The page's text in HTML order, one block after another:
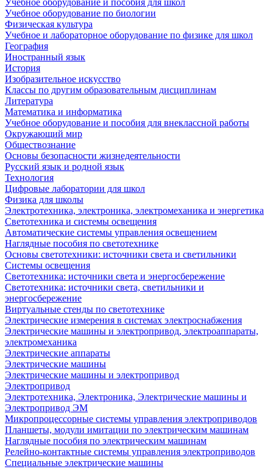
Учебное оборудование и пособия для школ
Учебное оборудование по биологии
Физическая культура
Учебное и лабораторное оборудование по физике для школ
География
Иностранный язык
История
Изобразительное искусство
Классы по другим образовательным дисциплинам
Литература
Математика и информатика
Учебное оборудование и пособия для внеклассной работы
Окружающий мир
Обществознание
Основы безопасности жизнедеятельности
Русский язык и родной язык
Технология
Цифровые лаборатории для школ
Физика для школы
Электротехника, электроника, электромеханика и энергетика
Светотехника и системы освещения
Автоматические системы управления освещением
Наглядные пособия по светотехнике
Основы светотехники: источники света и светильники
Системы освещения
Светотехника: источники света и энергосбережение
Светотехника: источники света, светильники и
энергосбережение
Виртуальные стенды по светотехнике
Электрические измерения в системах электроснабжения
Электрические машины и электропривод, электроаппараты,
электромеханика
Электрические аппараты
Электрические машины
Электрические машины и электропривод
Электропривод
Электротехника, Электроника, Электрические машины и
Электропривод ЭМ
Микропроцессорные системы управления электроприводов
Планшеты, модули имитации по электрическим машинам
Наглядные пособия по электрическим машинам
Релейно-контактные системы управления электроприводов
Специальные электрические машины